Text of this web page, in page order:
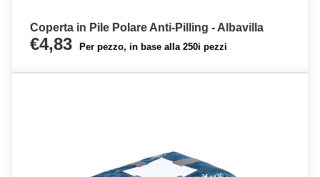
Coperta in Pile Polare Anti-Pilling - Albavilla
€4,83 Per pezzo, in base alla 250i pezzi